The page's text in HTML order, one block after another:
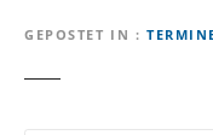
GEPOSTET IN